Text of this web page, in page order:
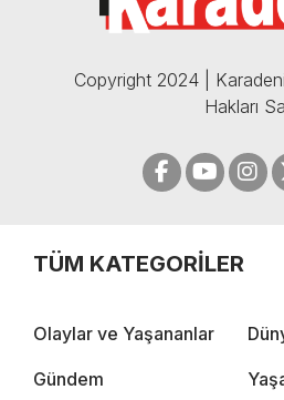
Copyright 2024 |
Hakları
TÜM KATEGORİLER
Olaylar ve Yaşananlar
Gündem